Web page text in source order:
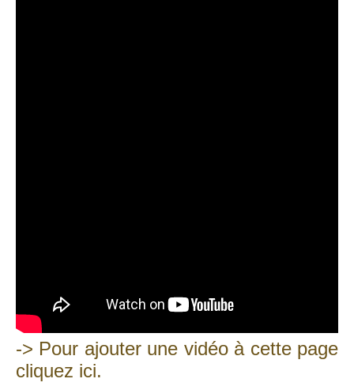
-> Pour ajouter une vidéo à cette page
cliquez ici.